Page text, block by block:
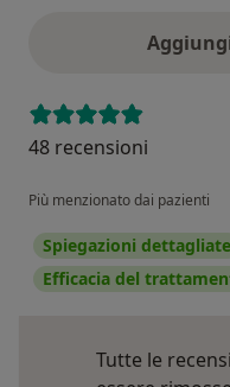
48 recensioni
Più menzionato dai pazienti
Spiegazioni dettagliate
Efficacia del
Tutte le